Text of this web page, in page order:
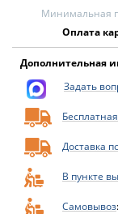
Минимальная
Оплата
Дополнительная
Задать
Доставка
В пункте
Самовывоз: